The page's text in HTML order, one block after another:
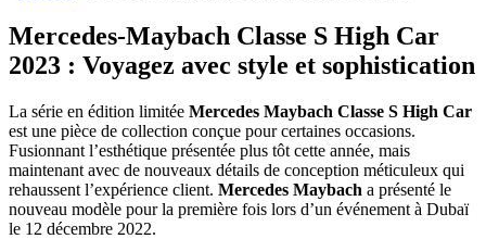
Mercedes-Maybach Classe S High Car
2023 : Voyagez avec style et sophistication
La série en édition limitée Mercedes Maybach Classe S High Car
est une pièce de collection conçue pour certaines occasions.
Fusionnant l’esthétique présentée plus tôt cette année, mais
maintenant avec de nouveaux détails de conception méticuleux qui
rehaussent l’expérience client. Mercedes Maybach a présenté le
nouveau modèle pour la première fois lors d’un événement à Dubaï
le 12 décembre 2022.